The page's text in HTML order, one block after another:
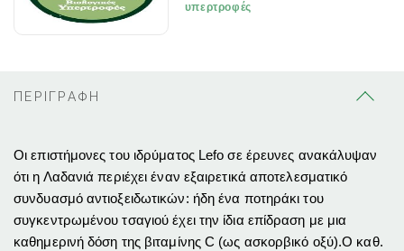
υπερτροφές
ΠΕΡΙΓΡΑΦΗ
Οι επιστήμονες του ιδρύματος Lefo σε έρευνες ανακάλυψαν
ότι η Λαδανιά περιέχει έναν εξαιρετικά αποτελεσματικό
συνδυασμό αντιοξειδωτικών: ήδη ένα ποτηράκι του
συγκεντρωμένου τσαγιού έχει την ίδια επίδραση με μια
καθημερινή δόση της βιταμίνης C (ως ασκορβικό οξύ).Ο καθ.